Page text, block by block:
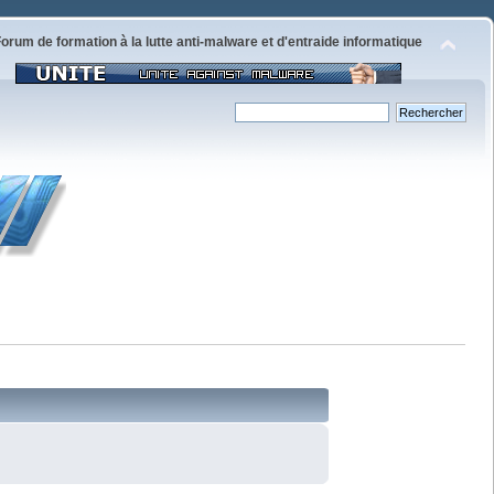
de formation à la lutte anti-malware et d'entraide informatique